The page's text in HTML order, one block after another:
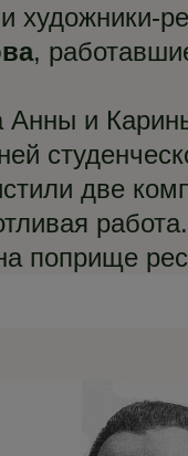
художники-
,
Анны и
две
поприще